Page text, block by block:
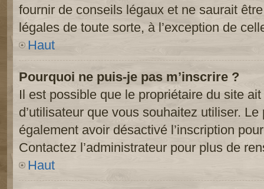
fournir de conseils légaux et ne saurait
légales de toute sorte, à l’exception de
Haut
Pourquoi ne puis-je pas m’inscrire ?
Il est possible que le propriétaire du site
d’utilisateur que vous souhaitez utiliser.
également avoir désactivé l’inscription
Contactez l’administrateur pour plus de
Haut